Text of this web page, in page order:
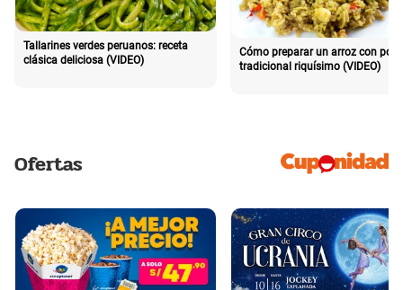
Tallarines verdes peruanos: receta
clásica deliciosa (VIDEO)
Cómo preparar un arroz con pollo
tradicional riquísimo (VIDEO)
Ofertas